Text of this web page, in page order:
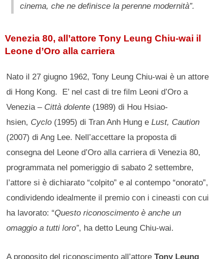
cinema, che ne definisce la perenne modernità”.
Venezia 80, all’attore Tony Leung Chiu-wai il
Leone d’Oro alla carriera
Nato il 27 giugno 1962, Tony Leung Chiu-wai è un attore
di Hong Kong. E’ nel cast di tre film Leoni d’Oro a
Venezia – Città dolente (1989) di Hou Hsiao-
hsien, Cyclo (1995) di Tran Anh Hung eLust, Caution
(2007) di Ang Lee. Nell’accettare la proposta di
consegna del Leone d’Oro alla carriera di Venezia 80,
programmata nel pomeriggio di sabato 2 settembre,
l’attore si è dichiarato “colpito” e al contempo “onorato”,
condividendo idealmente il premio con i cineasti con cui
ha lavorato: “Questo riconoscimento è anche un
omaggio a tutti loro”, ha detto Leung Chiu-wai.
A proposito del riconoscimento all’attoreTony Leung